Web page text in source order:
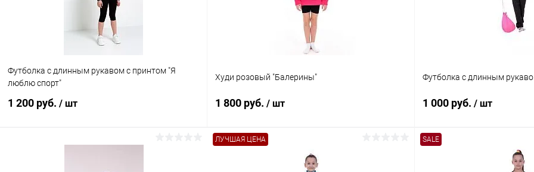
Футболка с длинным рукавом с принтом "Я
люблю спорт"
1 200 руб. / шт
Худи розовый "Балерины"
1 800 руб. / шт
В корзину
Футболка с длинным
1 000 руб. / шт
В
ЛУЧШАЯ ЦЕНА SALE